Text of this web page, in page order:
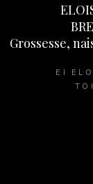
Grossesse,
EI